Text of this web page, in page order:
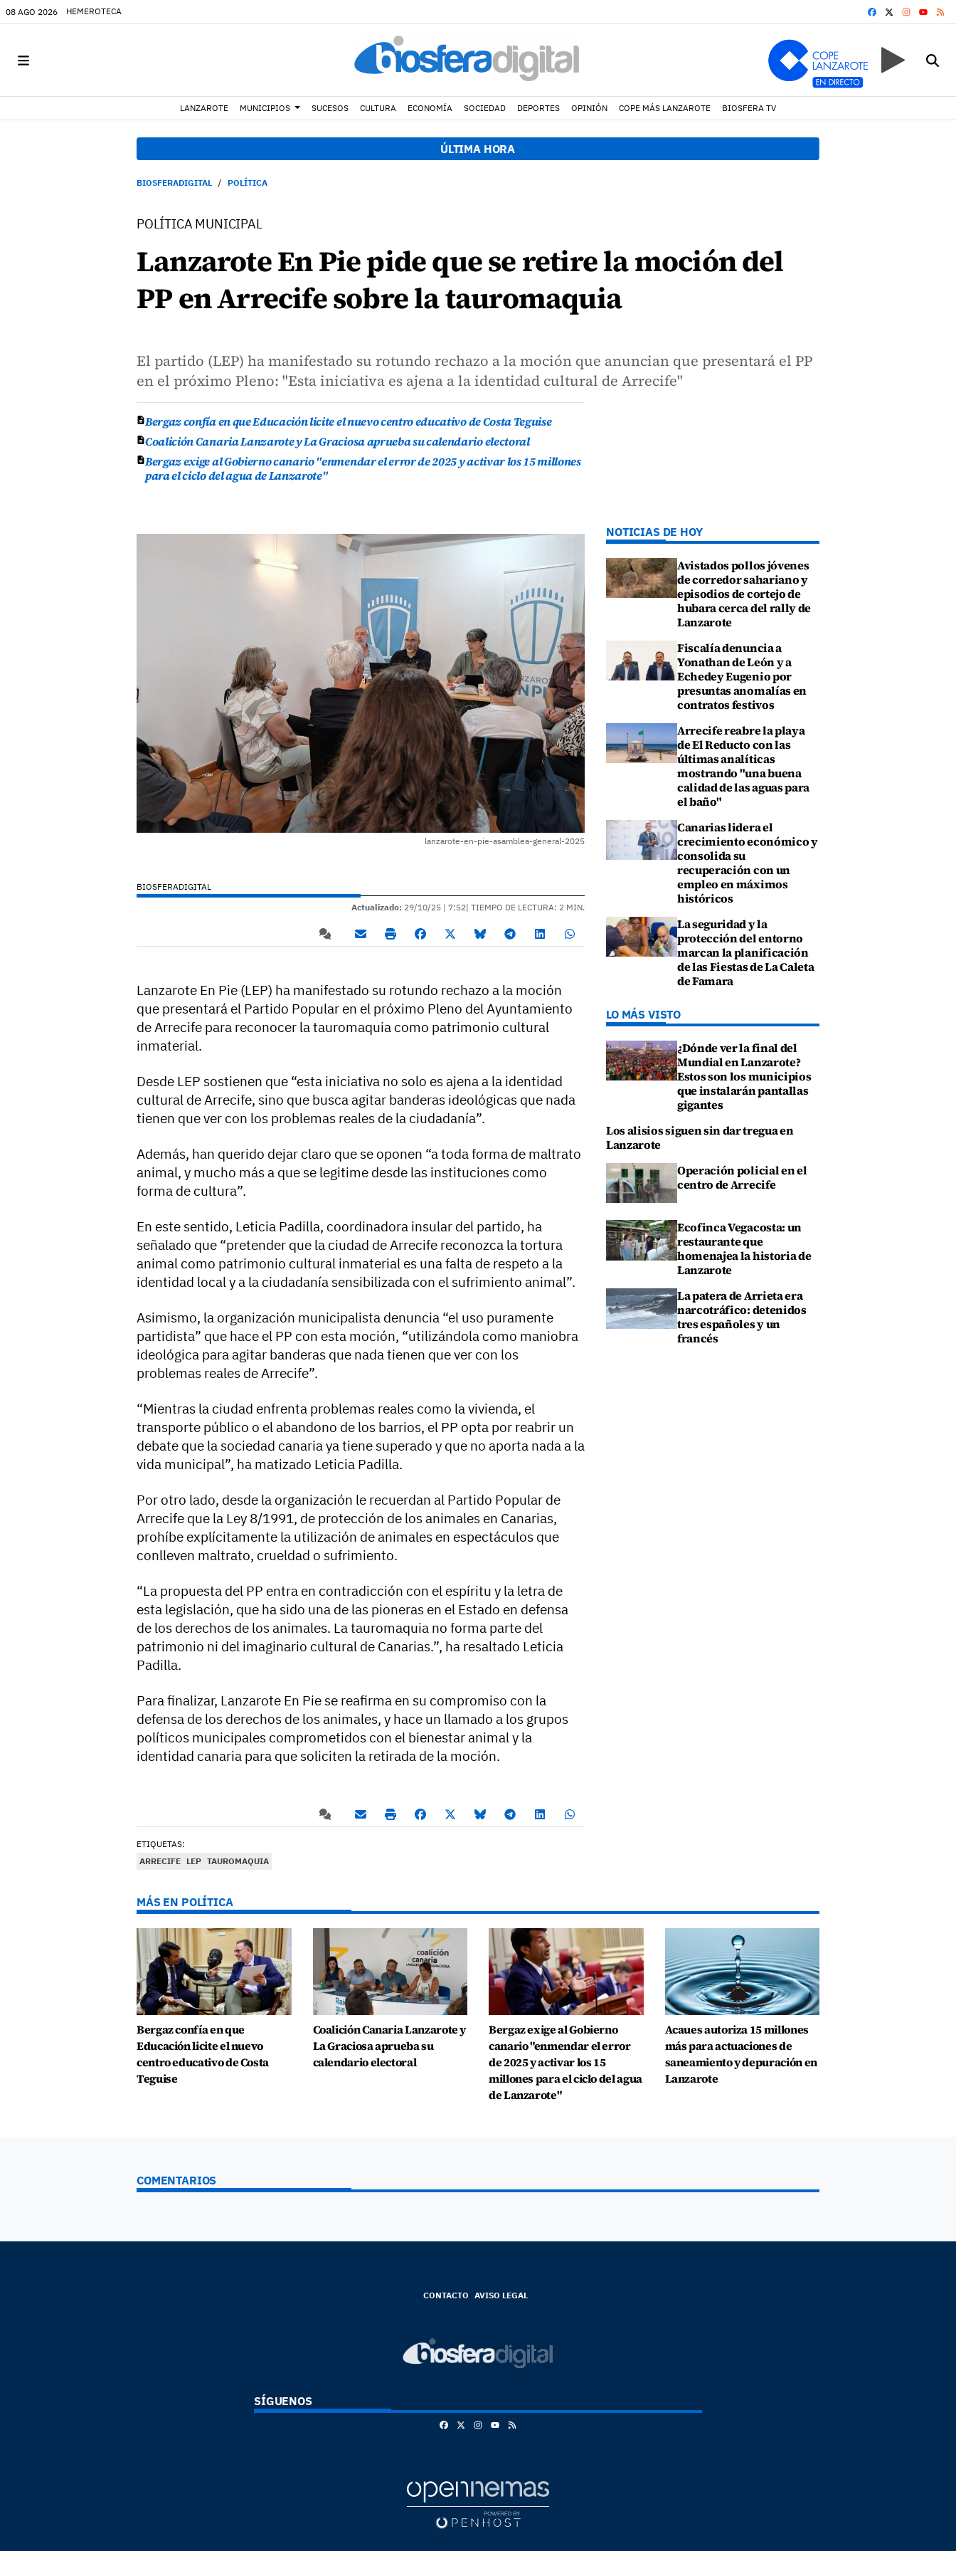
08 AGO 2026 HEMEROTECA FACEBOOK
YOUTUBE
LANZAROTE MUNICIPIOS SUCESOS CULTURA ECONOMÍA SOCIEDAD DEPORTES OPINIÓN COPE MÁS LANZAROTE BIOSFERA TV
ÚLTIMA HORA
BIOSFERADIGITAL POLÍTICA
POLÍTICA MUNICIPAL
Lanzarote En Pie pide que se retire la moción del
PP en Arrecife sobre la tauromaquia
El partido (LEP) ha manifestado su rotundo rechazo a la moción que anuncian que presentará el PP
en el próximo Pleno: "Esta iniciativa es ajena a la identidad cultural de Arrecife"
Bergaz confía en que Educación licite el nuevo centro educativo de Costa Teguise
Coalición Canaria Lanzarote y La Graciosa aprueba su calendario electoral
Bergaz exige al Gobierno canario "enmendar el error de 2025 y activar los 15 millones
para el ciclo del agua de Lanzarote"
lanzarote-en-pie-asamblea-general-2025
BIOSFERADIGITAL
Actualizado: 29/10/25 | 7:52| TIEMPO DE LECTURA: 2 MIN.
Lanzarote En Pie (LEP) ha manifestado su rotundo rechazo a la moción
que presentará el Partido Popular en el próximo Pleno del Ayuntamiento
de Arrecife para reconocer la tauromaquia como patrimonio cultural
inmaterial.
Desde LEP sostienen que “esta iniciativa no solo es ajena a la identidad
cultural de Arrecife, sino que busca agitar banderas ideológicas que nada
tienen que ver con los problemas reales de la ciudadanía”.
Además, han querido dejar claro que se oponen “a toda forma de maltrato
animal, y mucho más a que se legitime desde las instituciones como
forma de cultura”.
En este sentido, Leticia Padilla, coordinadora insular del partido, ha
señalado que “pretender que la ciudad de Arrecife reconozca la tortura
animal como patrimonio cultural inmaterial es una falta de respeto a la
identidad local y a la ciudadanía sensibilizada con el sufrimiento animal”.
Asimismo, la organización municipalista denuncia “el uso puramente
partidista” que hace el PP con esta moción, “utilizándola como maniobra
ideológica para agitar banderas que nada tienen que ver con los
problemas reales de Arrecife”.
“Mientras la ciudad enfrenta problemas reales como la vivienda, el
transporte público o el abandono de los barrios, el PP opta por reabrir un
debate que la sociedad canaria ya tiene superado y que no aporta nada a la
vida municipal”, ha matizado Leticia Padilla.
Por otro lado, desde la organización le recuerdan al Partido Popular de
Arrecife que la Ley 8/1991, de protección de los animales en Canarias,
prohíbe explícitamente la utilización de animales en espectáculos que
conlleven maltrato, crueldad o sufrimiento.
“La propuesta del PP entra en contradicción con el espíritu y la letra de
esta legislación, que ha sido una de las pioneras en el Estado en defensa
de los derechos de los animales. La tauromaquia no forma parte del
patrimonio ni del imaginario cultural de Canarias.”, ha resaltado Leticia
Padilla.
Para finalizar, Lanzarote En Pie se reafirma en su compromiso con la
defensa de los derechos de los animales, y hace un llamado a los grupos
políticos municipales comprometidos con el bienestar animal y la
identidad canaria para que soliciten la retirada de la moción.
ETIQUETAS:
ARRECIFE LEP TAUROMAQUIA
NOTICIAS DE HOY
Avistados pollos jóvenes
de corredor sahariano y
episodios de cortejo de
hubara cerca del rally de
Lanzarote
Fiscalía denuncia a
Yonathan de León y a
Echedey Eugenio por
presuntas anomalías en
contratos festivos
Arrecife reabre la playa
de El Reducto con las
últimas analíticas
mostrando "una buena
calidad de las aguas para
el baño"
Canarias lidera el
crecimiento económico y
consolida su
recuperación con un
empleo en máximos
históricos
La seguridad y la
protección del entorno
marcan la planificación
de las Fiestas de La Caleta
de Famara
LO MÁS VISTO
¿Dónde ver la final del
Mundial en Lanzarote?
Estos son los municipios
que instalarán pantallas
gigantes
Los alisios siguen sin dar tregua en
Lanzarote
Operación policial en el
centro de Arrecife
Ecofinca Vegacosta: un
restaurante que
homenajea la historia de
Lanzarote
La patera de Arrieta era
narcotráfico: detenidos
tres españoles y un
francés
MÁS EN POLÍTICA
Bergaz confía en que
Educación licite el nuevo
centro educativo de Costa
Teguise
Coalición Canaria Lanzarote y
La Graciosa aprueba su
calendario electoral
Bergaz exige al Gobierno
canario "enmendar el error
de 2025 y activar los 15
millones para el ciclo del agua
de Lanzarote"
Acaues autoriza 15 millones
más para actuaciones de
saneamiento y depuración en
Lanzarote
COMENTARIOS
CONTACTO AVISO LEGAL
SÍGUENOS
FacebookInstagram